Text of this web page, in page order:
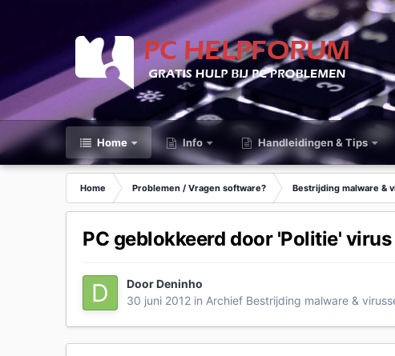
Home Info Handleidingen & Tips
Home Problemen / Vragen software? Bestrijding malware &
PC geblokkeerd door 'Politie' virus
DoorDeninho
30 juni 2012 in Archief Bestrijding malware &